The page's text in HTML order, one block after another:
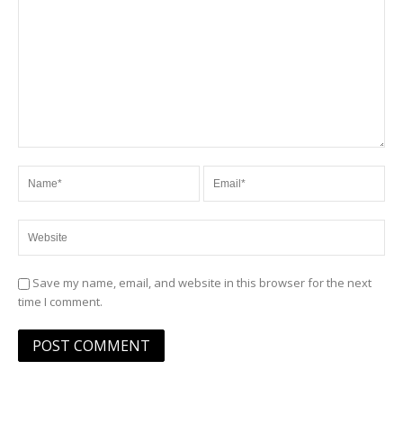
Save my name, email, and website in this browser for the next
time I comment.